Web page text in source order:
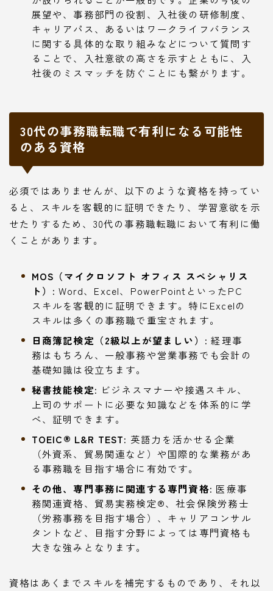
展望や、事務部門の役割、入社後の研修制度、
キャリアパス、あるいはワークライフバランス
に関する具体的な取り組みなどについて質問す
ることで、入社意欲の高さを示すとともに、入
社後のミスマッチを防ぐことにも繋がります。
30代の事務職転職で有利になる可能性
のある資格
必須ではありませんが、以下のような資格を持ってい
ると、スキルを客観的に証明できたり、学習意欲を示
せたりするため、30代の事務職転職において有利に働
くことがあります。
MOS（マイクロソフト オフィス スペシャリス
ト）: Word、Excel、PowerPointといったPC
スキルを客観的に証明できます。特にExcelの
スキルは多くの事務職で重宝されます。
日商簿記検定（2級以上が望ましい）: 経理事
務はもちろん、一般事務や営業事務でも会計の
基礎知識は役立ちます。
秘書技能検定: ビジネスマナーや接遇スキル、
上司のサポートに必要な知識などを体系的に学
べ、証明できます。
TOEIC® L&R TEST: 英語力を活かせる企業
（外資系、貿易関連など）や国際的な業務があ
る事務職を目指す場合に有効です。
その他、専門事務に関連する専門資格: 医療事
務関連資格、貿易実務検定®、社会保険労務士
（労務事務を目指す場合）、キャリアコンサル
タントなど、目指す分野によっては専門資格も
大きな強みとなります。
資格はあくまでスキルを補完するものであり、それ以